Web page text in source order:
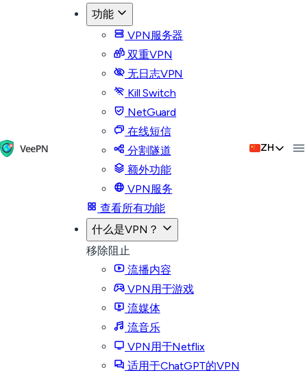
功能
VPN服务器
双重VPN
无日志VPN
Kill Switch
NetGuard
在线短信
分割隧道
额外功能
VPN服务
查看所有功能
什么是VPN？
移除阻止
流播内容
VPN用于游戏
流媒体
流音乐
VPN用于Netflix
适用于ChatGPT的VPN
ZH